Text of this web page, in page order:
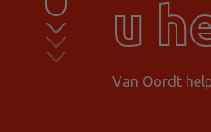
u
Van Oordt